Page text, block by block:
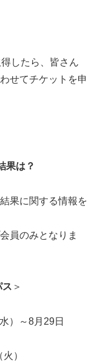
したら、皆さん
せてチケットを申
果は？
果に関する情報を
員のみとなりま
＞
）～8月29日
）